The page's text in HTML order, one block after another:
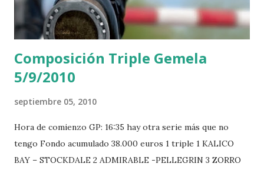
Composición Triple Gemela
5/9/2010
septiembre 05, 2010
Hora de comienzo GP: 16:35 hay otra serie más que no
tengo Fondo acumulado 38.000 euros 1 triple 1 KALICO
BAY – STOCKDALE 2 ADMIRABLE -PELLEGRIN 3 ZORRO